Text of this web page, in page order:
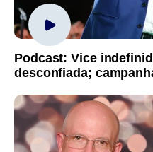
Podcast: Vice
desconfiada;